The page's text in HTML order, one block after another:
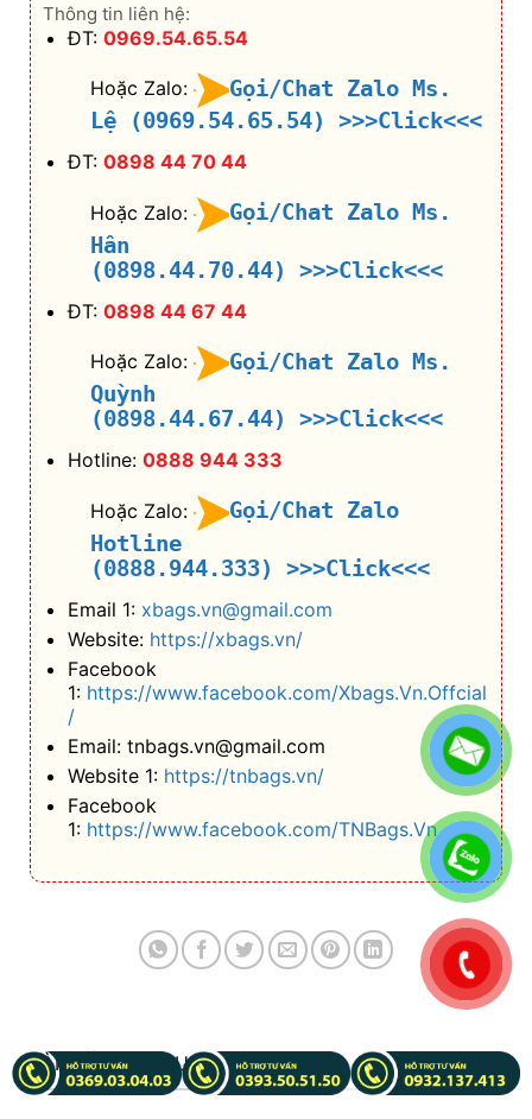
Thông tin liên hệ:
ĐT: 0969.54.65.54
Hoặc Zalo:
Gọi/Chat Zalo Ms.
Lệ (0969.54.65.54)
>>>Click<<<
ĐT: 0898 44 70 44
Hoặc Zalo:
Gọi/Chat Zalo Ms.
Hân
(0898.44.70.44)
>>>Click<<<
ĐT: 0898 44 67 44
Hoặc Zalo:
Gọi/Chat Zalo Ms.
Quỳnh
(0898.44.67.44)
>>>Click<<<
Hotline: 0888 944 333
Hoặc Zalo:
Gọi/Chat Zalo
Hotline
(0888.944.333)
>>>Click<<<
Email 1: xbags.vn@gmail.com
Website: https://xbags.vn/
Facebook
1: https://www.facebook.com/Xbags.Vn.Offcial
/
Email: tnbags.vn@gmail.com
Website 1: https://tnbags.vn/
Facebook
1: https://www.facebook.com/TNBags.Vn
BÀI VIẾT LIÊN QUAN
.